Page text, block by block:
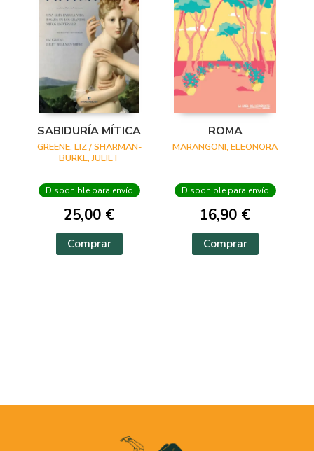
SABIDURÍA MÍTICA
GREENE, LIZ / SHARMAN-
BURKE, JULIET
Disponible para envío
25,00 €
Comprar
ROMA
MARANGONI, ELEONORA
Disponible para envío
16,90 €
Comprar